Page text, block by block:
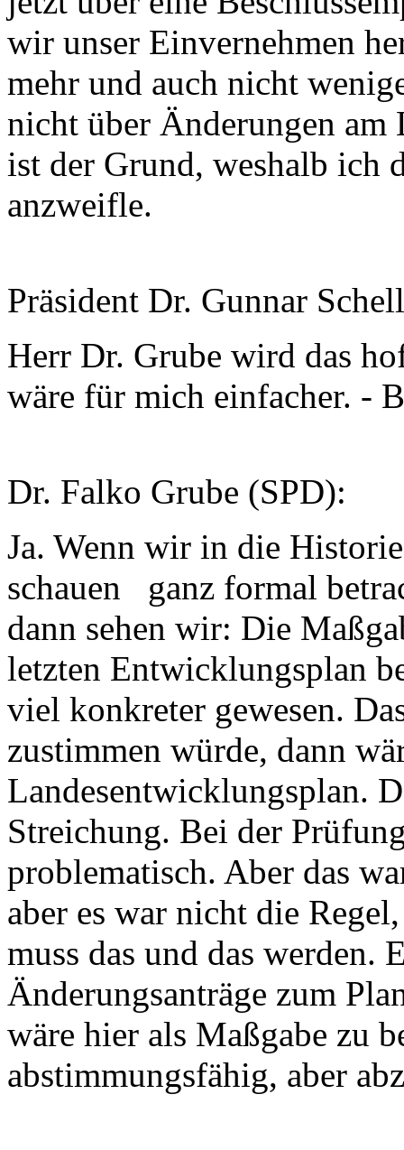
wir unser Einvernehmen
mehr und auch nicht
nicht über Änderungen am
ist der Grund, weshalb ich
anzweifle.
Präsident Dr. Gunnar
Herr Dr. Grube wird das
wäre für mich einfacher. -
Dr. Falko Grube (SPD):
Ja. Wenn wir in die
schauen ganz formal
dann sehen wir: Die
letzten Entwicklungsplan
viel konkreter gewesen.
zustimmen würde, dann
Landesentwicklungsplan.
Streichung. Bei der
problematisch. Aber das
aber es war nicht die
muss das und das werden.
Änderungsanträge zum
wäre hier als Maßgabe zu
abstimmungsfähig, aber